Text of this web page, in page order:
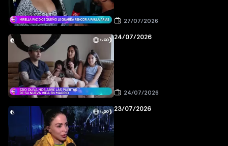
27/07/2026
24/07/2026
24/07/2026
23/07/2026